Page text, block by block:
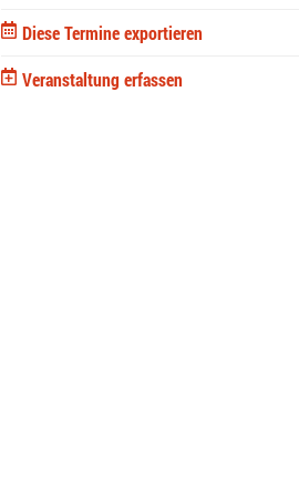
Diese Termine exportieren
Veranstaltung erfassen